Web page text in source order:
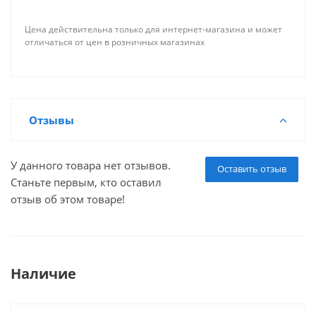
Цена действительна только для интернет-магазина и может
отличаться от цен в розничных магазинах
Отзывы
Оставить отзыв
У данного товара нет отзывов.
Станьте первым, кто оставил
отзыв об этом товаре!
Наличие